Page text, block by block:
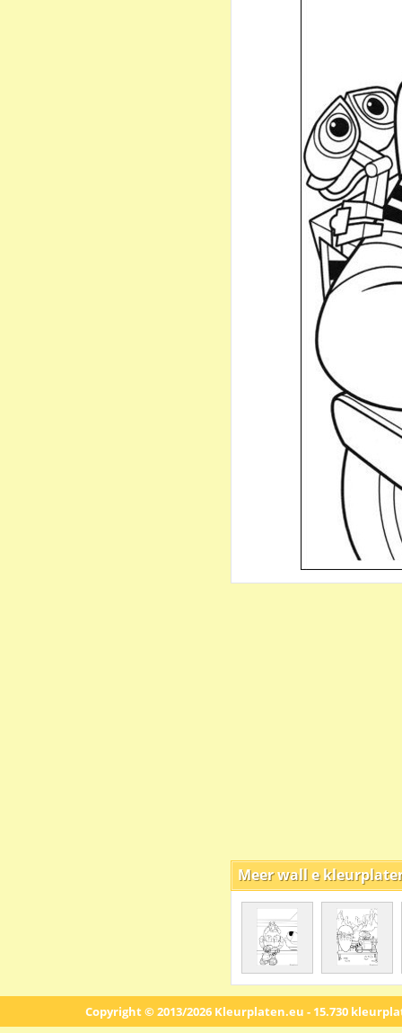
Meer wall e
Copyright © 2013/2026 Kleurplaten.eu - 15.730